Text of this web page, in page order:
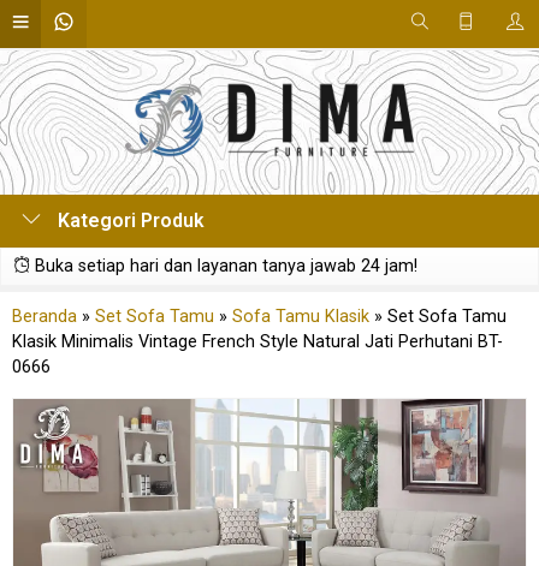
Kategori Produk
Buka setiap hari dan layanan tanya jawab 24 jam!
Beranda » Set Sofa Tamu » Sofa Tamu Klasik » Set Sofa Tamu
Klasik Minimalis Vintage French Style Natural Jati Perhutani BT-
0666